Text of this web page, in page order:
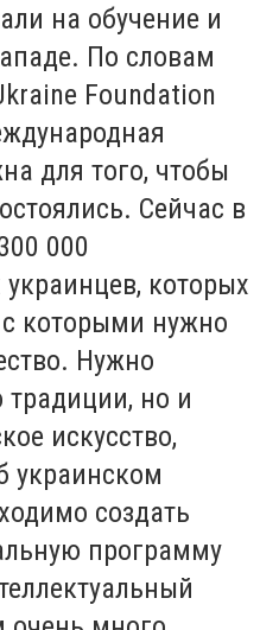
на обучение и
По словам
Foundation
для того, чтобы
Сейчас в
000
которых
которыми нужно
Нужно
традиции, но и
искусство,
украинском
создать
программу